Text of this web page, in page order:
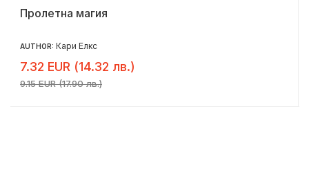
Пролетна магия
AUTHOR: Кари Елкс
7.32 EUR (14.32 лв.)
9.15 EUR (17.90 лв.)